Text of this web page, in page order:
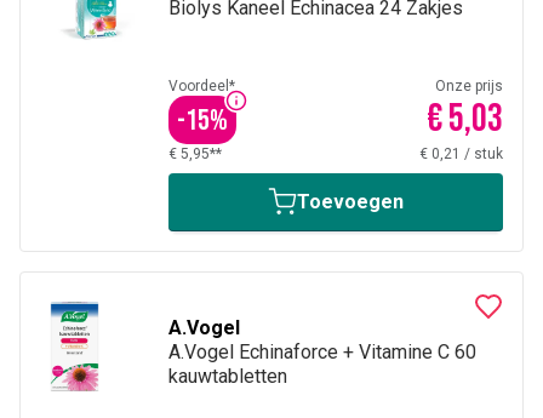
Biolys Kaneel Echinacea 24 Zakjes
Voordeel*
-15%
Onze prijs
€ 5,03
€ 5,95** € 0,21 / stuk
Toevoegen
A.Vogel
A.Vogel Echinaforce + Vitamine C 60
kauwtabletten